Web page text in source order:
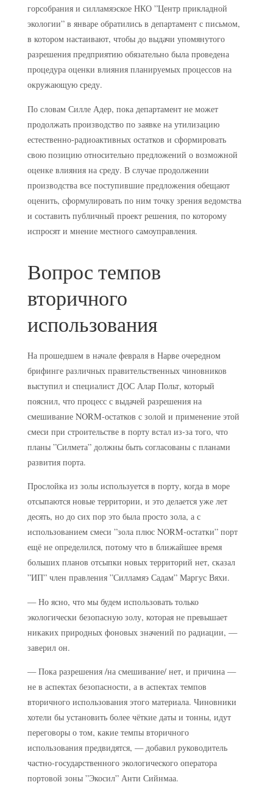
горсобрания и силламяэское НКО ”Центр прикладной
экологии” в январе обратились в департамент с письмом,
в котором настаивают, чтобы до выдачи упомянутого
разрешения предприятию обязательно была проведена
процедура оценки влияния планируемых процессов на
окружающую среду.
По словам Силле Адер, пока департамент не может
продолжать производство по заявке на утилизацию
естественно-радиоактивных остатков и сформировать
свою позицию относительно предложений о возможной
оценке влияния на среду. В случае продолжении
производства все поступившие предложения обещают
оценить, сформулировать по ним точку зрения ведомства
и составить публичный проект решения, по которому
испросят и мнение местного самоуправления.
Вопрос темпов
вторичного
использования
На прошедшем в начале февраля в Нарве очередном
брифинге различных правительственных чиновников
выступил и специалист ДОС Алар Польт, который
пояснил, что процесс с выдачей разрешения на
смешивание NORM-остатков с золой и применение этой
смеси при строительстве в порту встал из-за того, что
планы ”Силмета” должны быть согласованы с планами
развития порта.
Прослойка из золы используется в порту, когда в море
отсыпаются новые территории, и это делается уже лет
десять, но до сих пор это была просто зола, а с
использованием смеси ”зола плюс NORM-остатки” порт
ещё не определился, потому что в ближайшее время
больших планов отсыпки новых территорий нет, сказал
”ИП” член правления ”Силламяэ Садам” Маргус Вяхи.
— Но ясно, что мы будем использовать только
экологически безопасную золу, которая не превышает
никаких природных фоновых значений по радиации, —
заверил он.
— Пока разрешения /на смешивание/ нет, и причина —
не в аспектах безопасности, а в аспектах темпов
вторичного использования этого материала. Чиновники
хотели бы установить более чёткие даты и тонны, идут
переговоры о том, какие темпы вторичного
использования предвидятся, — добавил руководитель
частно-государственного экологического оператора
портовой зоны ”Экосил” Анти Сийнмаа.